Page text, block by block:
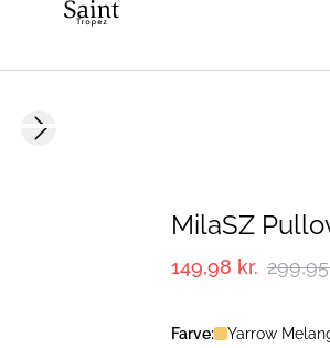
Next slide
MilaSZ
149,98 kr.
Farve: Yarrow